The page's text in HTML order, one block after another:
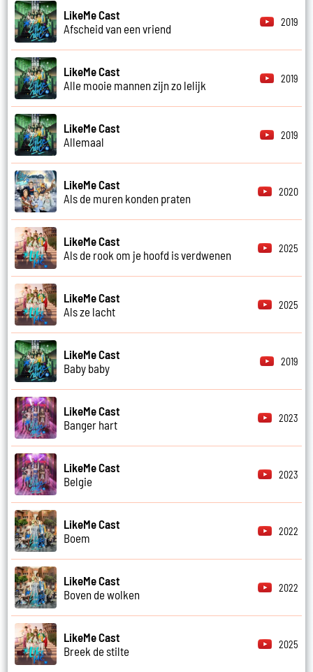
LikeMe Cast
Afscheid van een vriend
2019
LikeMe Cast
Alle mooie mannen zijn zo lelijk
2019
LikeMe Cast
Allemaal
2019
LikeMe Cast
Als de muren konden praten
2020
LikeMe Cast
Als de rook om je hoofd is verdwenen
2025
LikeMe Cast
Als ze lacht
2025
LikeMe Cast
Baby baby
2019
LikeMe Cast
Banger hart
2023
LikeMe Cast
Belgie
2023
LikeMe Cast
Boem
2022
LikeMe Cast
Boven de wolken
2022
LikeMe Cast
Breek de stilte
2025